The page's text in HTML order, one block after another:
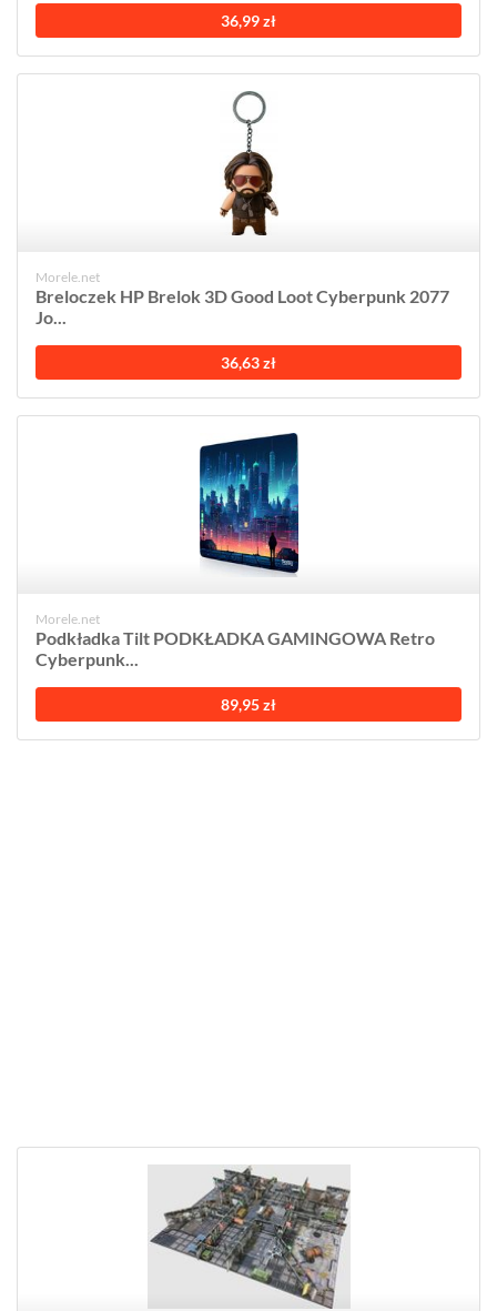
36,99 zł
Morele.net
Breloczek HP Brelok 3D Good Loot Cyberpunk 2077
Jo...
36,63 zł
Morele.net
Podkładka Tilt PODKŁADKA GAMINGOWA Retro
Cyberpunk...
89,95 zł